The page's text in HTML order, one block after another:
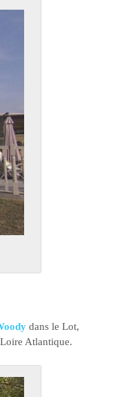
dans le Lot,
Atlantique.